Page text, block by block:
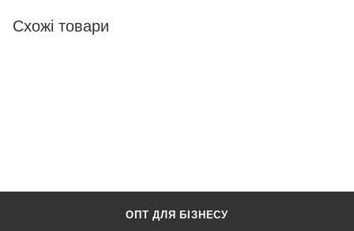
Схожі товари
ОПТ ДЛЯ БІЗНЕСУ